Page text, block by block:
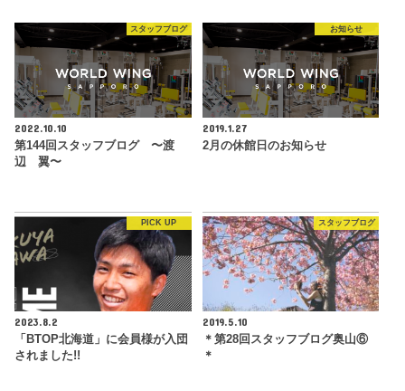
スタッフブログ
2022.10.10
第144回スタッフブログ 〜渡
辺 翼〜
お知らせ
2019.1.27
2月の休館日のお知らせ
PICK UP
2023.8.2
「BTOP北海道」に会員様が入団
されました!!
スタッフブログ
2019.5.10
＊第28回スタッフブログ奥山⑥
＊